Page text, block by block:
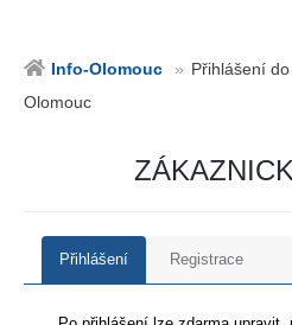
Info-Olomouc
Přihlášení
Olomouc
Přihlášení Registrace